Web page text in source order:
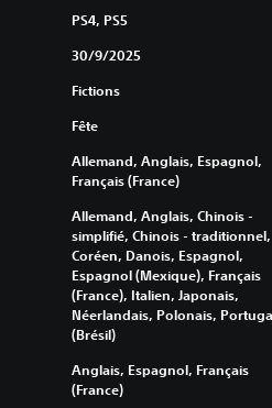
PS4, PS5
30/9/2025
Fictions
Fête
Allemand, Anglais, Espagnol,
Français (France)
Allemand, Anglais, Chinois -
simplifié, Chinois - traditionnel,
Coréen, Danois, Espagnol,
Espagnol (Mexique), Français
(France), Italien, Japonais,
Néerlandais, Polonais,
(Brésil)
Anglais, Espagnol, Français
(France)